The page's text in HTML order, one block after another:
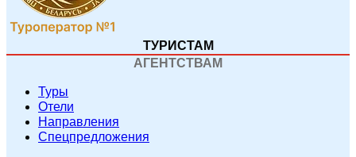
ТУРИСТАМ
АГЕНТСТВАМ
Туры
Отели
Направления
Спецпредложения